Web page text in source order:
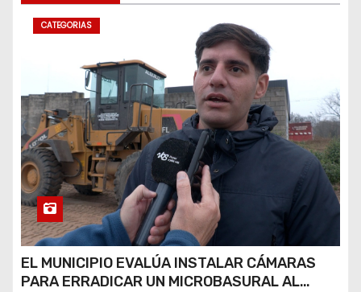
CATEGORIAS
EL MUNICIPIO EVALÚA INSTALAR CÁMARAS
PARA ERRADICAR UN MICROBASURAL AL